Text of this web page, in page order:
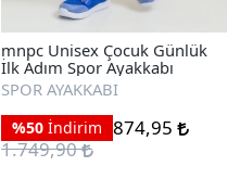
mnpc Unisex Çocuk Günlük
İlk Adım Spor Ayakkabı
SPOR AYAKKABI
%50 İndirim 874,95
1.749,90